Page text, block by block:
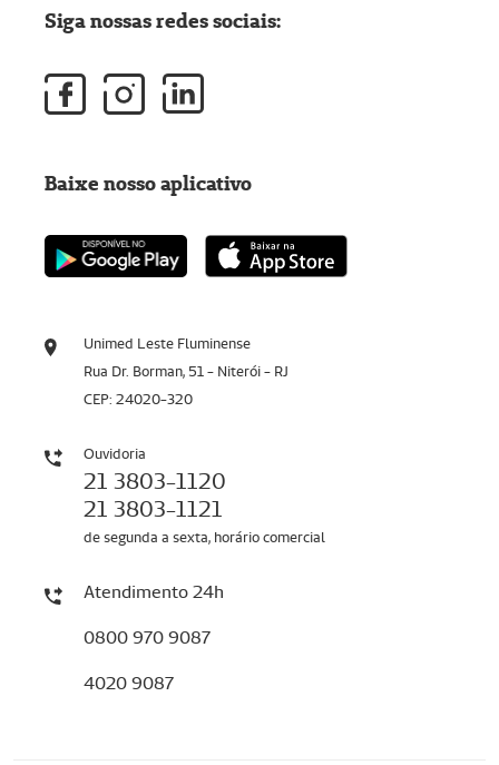
Unimed Leste Fluminense
Rua Dr. Borman, 51 - Niterói - RJ
CEP: 24020-320
Ouvidoria
21 3803-1120
21 3803-1121
de segunda a sexta, horário comercial
Atendimento 24h
0800 970 9087
4020 9087
Siga nossas redes sociais:
Baixe nosso aplicativo